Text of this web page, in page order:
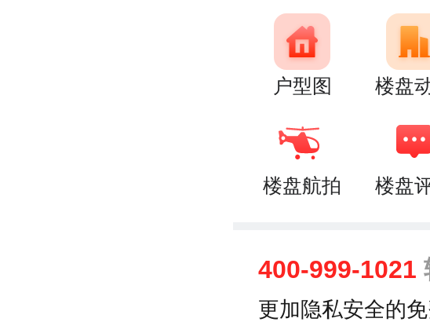
户型图 楼盘
楼盘航拍 楼盘
400-999-1021
更加隐私安全的